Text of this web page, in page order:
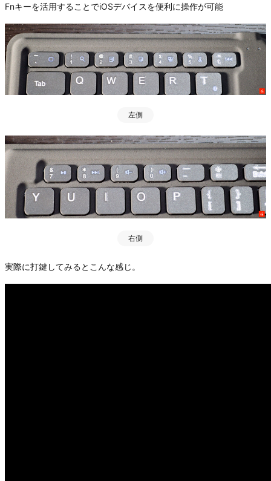
Fnキーを活用することでiOSデバイスを便利に操作が可能
左側
右側
実際に打鍵してみるとこんな感じ。